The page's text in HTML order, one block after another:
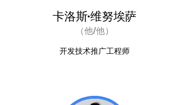
卡洛斯·维努埃萨
（他/他）
开发技术推广工程师